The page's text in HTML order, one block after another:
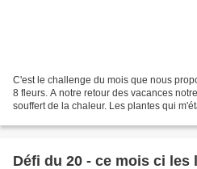
C'est le challenge du mois que nous
8 fleurs. A notre retour des vacances
souffert de la chaleur. Les plantes qui
Défi du 20 - ce mois ci les